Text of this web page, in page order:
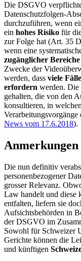
Die DSGVO
Datenschutzfolgen-
durchzuführen, wenn
ein hohes Risiko für
zur Folge hat (Art. 35
wenn eine
zugänglicher Bereiche
Zwecke der
werden, dass viele Fälle
erfordern werden. Die
gehalten, die von den
konsultieren, in
News vom 17.6.2018).
Anmerkungen
Die nun definitiv
personenbezogener
grosser Relevanz.
Law handelt und diese
entfalten, liefern sie
Aufsichtsbehörden in
der DSGVO im
Sowohl für Schweizer
Gerichte können die
und künftigen